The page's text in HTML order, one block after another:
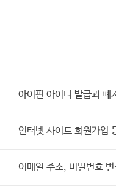
아이핀 아이디 발급과 폐
인터넷 사이트 회원가입
이메일 주소, 비밀번호